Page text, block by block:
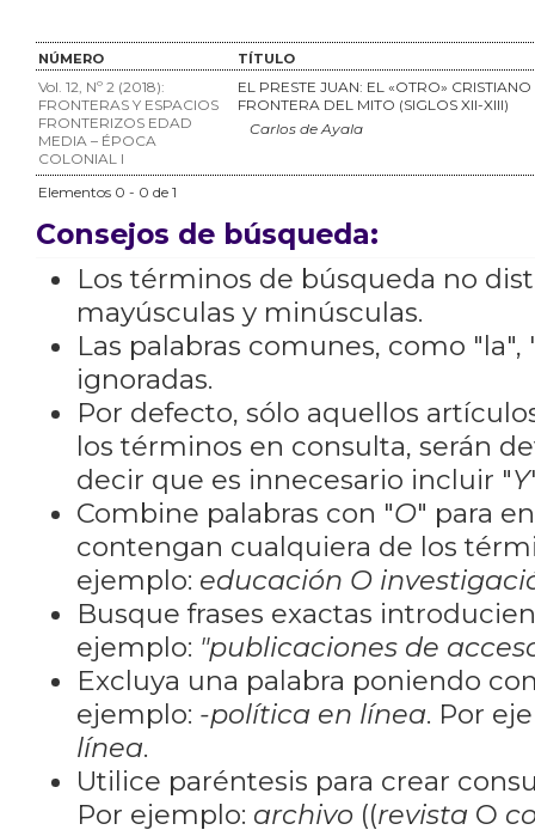
NÚMERO TÍTULO
Vol. 12, Nº 2 (2018):
FRONTERAS Y ESPACIOS
FRONTERIZOS EDAD
MEDIA – ÉPOCA
COLONIAL I
EL PRESTE JUAN: EL «OTRO»
FRONTERA DEL MITO (SIGLOS XII-XIII)
Carlos de Ayala
Elementos 0 - 0 de 1
Consejos de búsqueda:
Los términos de búsqueda no
mayúsculas y minúsculas.
Las palabras comunes, como "la",
ignoradas.
Por defecto, sólo aquellos
los términos en consulta, serán
decir que es innecesario incluir "Y
Combine palabras con "O" para
contengan cualquiera de los
ejemplo: educación O
Busque frases exactas
ejemplo: "publicaciones de
Excluya una palabra poniendo
ejemplo: -política en línea. Por
línea.
Utilice paréntesis para crear
Por ejemplo: archivo ((revista O